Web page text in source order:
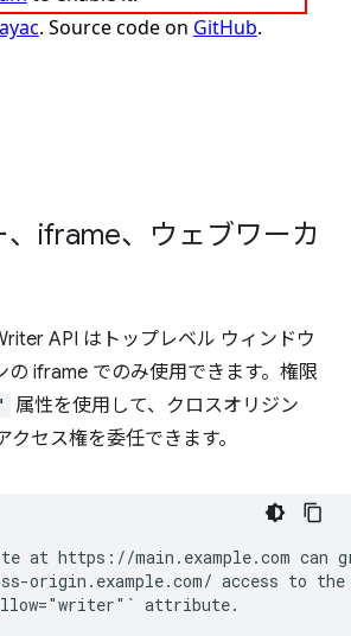
iframe、ウェブワーカ
API はトップレベル ウィンドウ
の iframe でのみ使用できます。権限
属性を使用して、クロスオリジン
セス権を委任できます。
at https://main.example.com can
origin.example.com/ access to
attribute.